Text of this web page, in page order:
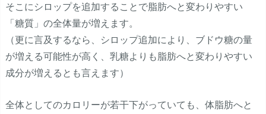
そこにシロップを追加することで脂肪へと変わりやすい
「糖質」の全体量が増えます。
（更に言及するなら、シロップ追加により、ブドウ糖の量
が増える可能性が高く、乳糖よりも脂肪へと変わりやすい
成分が増えるとも言えます）
全体としてのカロリーが若干下がっていても、体脂肪へと